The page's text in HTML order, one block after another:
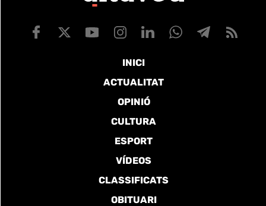
INICI
ACTUALITAT
OPINIÓ
CULTURA
ESPORT
VÍDEOS
CLASSIFICATS
OBITUARI